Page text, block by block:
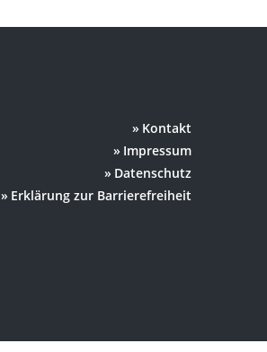
Kontakt
Impressum
Datenschutz
Erklärung zur Barrierefreiheit